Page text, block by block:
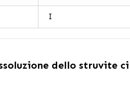
I
dello struvite